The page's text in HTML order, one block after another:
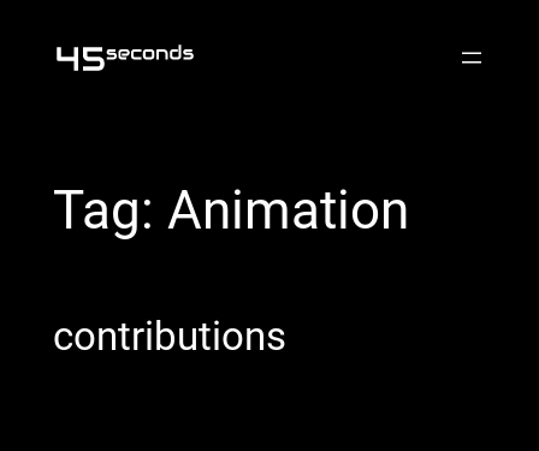
Tag: Animation
contributions